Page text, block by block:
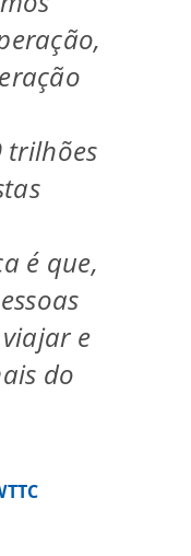
trilhões
é que,
e
do